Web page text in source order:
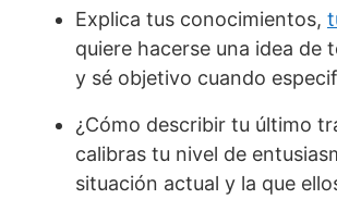
Explica tus conocimientos,
quiere hacerse una idea
y sé objetivo cuando
¿Cómo describir tu último
calibras tu nivel de
situación actual y la que